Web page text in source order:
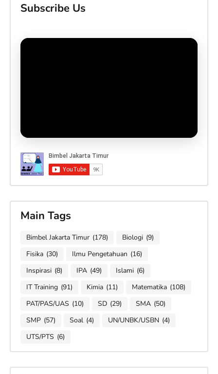
Subscribe Us
Main Tags
Bimbel Jakarta Timur (178) Biologi (9)
Fisika (30) Ilmu Pengetahuan (16)
Inspirasi (8) IPA (49) Islami (6)
IT Training (91) Kimia (11) Matematika (108)
PAT/PAS/UAS (10) SD (29) SMA (50)
SMP (57) Soal (4) UN/UNBK/USBN (4)
UTS/PTS (6)